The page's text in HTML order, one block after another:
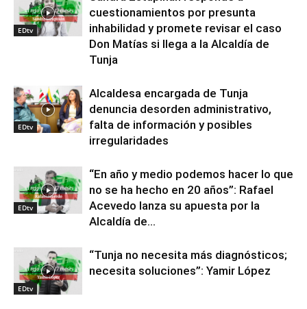
EDtv
cuestionamientos por presunta
inhabilidad y promete revisar el caso
Don Matías si llega a la Alcaldía de
Tunja
EDtv
Alcaldesa encargada de Tunja
denuncia desorden administrativo,
falta de información y posibles
irregularidades
EDtv
“En año y medio podemos hacer lo que
no se ha hecho en 20 años”: Rafael
Acevedo lanza su apuesta por la
Alcaldía de...
EDtv
“Tunja no necesita más diagnósticos;
necesita soluciones”: Yamir López